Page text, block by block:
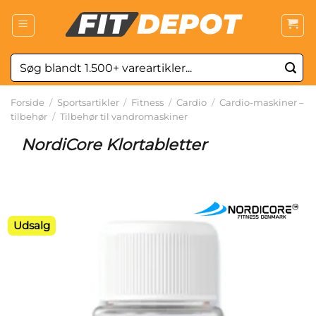
Søg
efter:
Forside / Sportsartikler / Fitness / Cardio / Cardio-maskiner –
tilbehør / Tilbehør til vandromaskiner
NordiCore Klortabletter
Udsalg